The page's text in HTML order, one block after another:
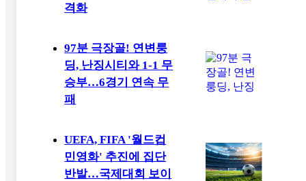
격화
97분 극장골! 연변룽
딩, 난징시티와 1-1 무
승부…6경기 연속 무
패
UEFA, FIFA '월드컵
민영화' 추진에 집단
반발…국제대회 보이